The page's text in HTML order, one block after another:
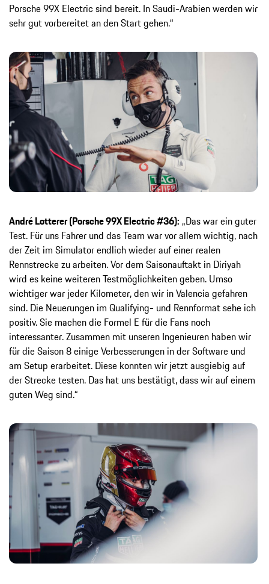
Porsche 99X Electric sind bereit. In Saudi-Arabien werden wir
sehr gut vorbereitet an den Start gehen.“
André Lotterer (Porsche 99X Electric #36): „Das war ein guter
Test. Für uns Fahrer und das Team war vor allem wichtig, nach
der Zeit im Simulator endlich wieder auf einer realen
Rennstrecke zu arbeiten. Vor dem Saisonauftakt in Diriyah
wird es keine weiteren Testmöglichkeiten geben. Umso
wichtiger war jeder Kilometer, den wir in Valencia gefahren
sind. Die Neuerungen im Qualifying- und Rennformat sehe ich
positiv. Sie machen die Formel E für die Fans noch
interessanter. Zusammen mit unseren Ingenieuren haben wir
für die Saison 8 einige Verbesserungen in der Software und
am Setup erarbeitet. Diese konnten wir jetzt ausgiebig auf
der Strecke testen. Das hat uns bestätigt, dass wir auf einem
guten Weg sind.“